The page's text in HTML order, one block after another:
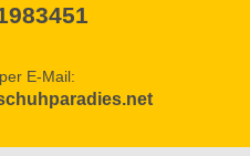
E-Mail: